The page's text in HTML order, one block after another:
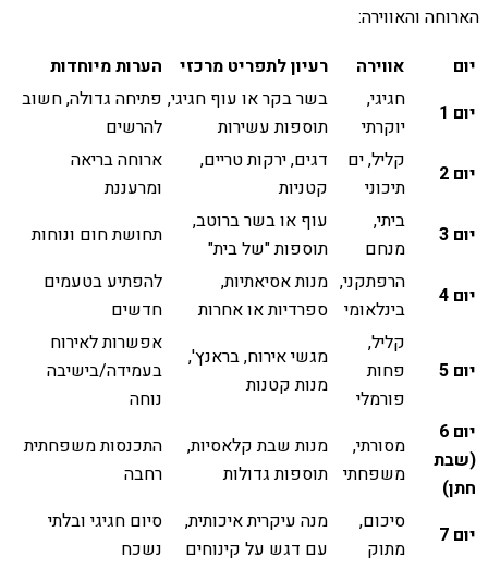
הארוחה והאווירה:
יום
אווירה רעיון לתפריט מרכזי
הערות מיוחדות
יום 1
חגיגי,
יוקרתי
בשר בקר או עוף חגיגי,
תוספות עשירות
פתיחה גדולה, חשוב
להרשים
יום 2
קליל, ים
תיכוני
דגים, ירקות טריים,
קטניות
ארוחה בריאה
ומרעננת
יום 3
ביתי,
מנחם
עוף או בשר ברוטב,
תוספות "של בית"
תחושת חום ונוחות
יום 4
הרפתקני,
בינלאומי
מנות אסיאתיות,
ספרדיות או אחרות
להפתיע בטעמים
חדשים
יום 5
קליל,
פחות
פורמלי
מגשי אירוח, בראנץ',
מנות קטנות
אפשרות לאירוח
בעמידה/בישיבה
נוחה
יום 6
(שבת
חתן)
מסורתי,
משפחתי
מנות שבת קלאסיות,
תוספות גדולות
התכנסות משפחתית
רחבה
יום 7
סיכום,
מתוק
מנה עיקרית איכותית,
עם דגש על קינוחים
סיום חגיגי ובלתי
נשכח